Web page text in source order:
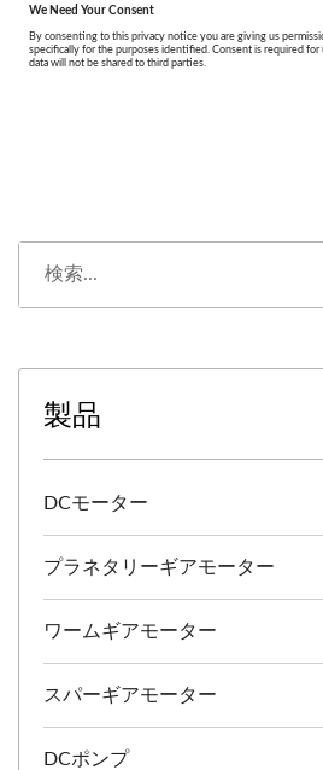
製品
DCモーター
プラネタリーギアモーター
ワームギアモーター
スパーギアモーター
DCポンプ